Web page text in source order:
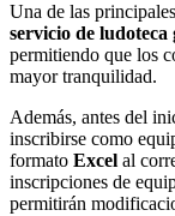
Una de las
servicio de
permitiendo que los
mayor tranquilidad.
Además, antes del
inscribirse como
formato Excel al
inscripciones de
permitirán